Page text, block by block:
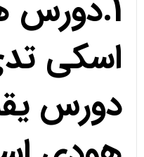
1.دورس
اسکی
دورس